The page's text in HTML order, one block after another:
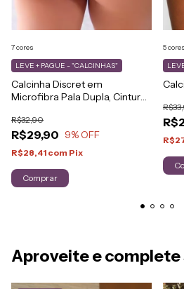
Calcinha Discret em
Microfibra Pala Dupla, Cintura
R$29,90
R$32,90
9% OFF
LEVE + PAGUE - "CALCINHAS"
R$28,41 com Pix
7 cores
Comprar
5 cores
Aproveite e complete